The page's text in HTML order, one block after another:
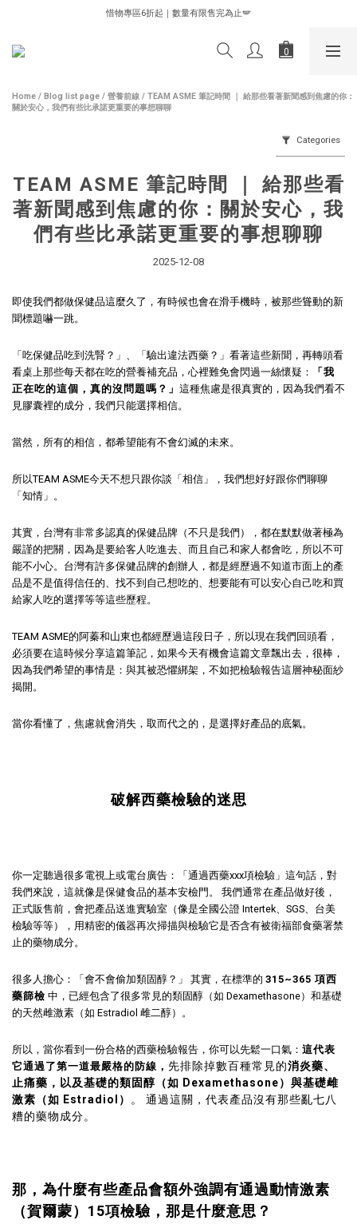
✨✨✨新客首購✨✨✨熱銷產品體驗價85折✨✨✨
惜物專區6折起｜數量有限售完為止🪽
✨✨✨新客首購✨✨✨熱銷產品體驗價85折✨✨✨
Home / Blog list page / 營養前線 / TEAM ASME 筆記時間 ｜ 給那些看著新聞感到焦慮的你：
關於安心，我們有些比承諾更重要的事想聊聊
Categories
TEAM ASME 筆記時間 ｜ 給那些看
著新聞感到焦慮的你：關於安心，我
們有些比承諾更重要的事想聊聊
2025-12-08
即使我們都做保健品這麼久了，有時候也會在滑手機時，被那些聳動的新
聞標題嚇一跳。
「吃保健品吃到洗腎？」、「驗出違法西藥？」看著這些新聞，再轉頭看
看桌上那些每天都在吃的營養補充品，心裡難免會閃過一絲懷疑：
「我
正在吃的這個，真的沒問題嗎？」 這種焦慮是很真實的，因為我們看不
見膠囊裡的成分，我們只能選擇相信。
當然，所有的相信，都希望能有不會幻滅的未來。
所以TEAM ASME今天不想只跟你談「相信」，我們想好好跟你們聊聊
「知情」。
其實，台灣有非常多認真的保健品牌（不只是我們），都在默默做著極為
嚴謹的把關，因為是要給客人吃進去、而且自己和家人都會吃，所以不可
能不小心。台灣有許多保健品牌的創辦人，都是經歷過不知道市面上的產
品是不是值得信任的、找不到自己想吃的、想要能有可以安心自己吃和買
給家人吃的選擇等等這些歷程。
TEAM ASME的阿蓁和山東也都經歷過這段日子，所以現在我們回頭看，
必須要在這時候分享這篇筆記，如果今天有機會這篇文章飄出去，很棒，
因為我們希望的事情是：與其被恐懼綁架，不如把檢驗報告這層神秘面紗
揭開。
當你看懂了，焦慮就會消失，取而代之的，是選擇好產品的底氣。
破解西藥檢驗的迷思
你一定聽過很多電視上或電台廣告：「通過西藥xxx項檢驗」這句話，對
我們來說，這就像是保健食品的基本安檢門。 我們通常在產品做好後，
正式販售前，會把產品送進實驗室（像是全國公證 Intertek、SGS、台美
檢驗等等），用精密的儀器再次掃描與檢驗它是否含有被衛福部食藥署禁
止的藥物成分。
很多人擔心：「會不會偷加類固醇？」 其實，在標準的 315~365 項西
藥篩檢 中，已經包含了很多常見的類固醇（如 Dexamethasone）和基礎
的天然雌激素（如 Estradiol 雌二醇）。
所以，當你看到一份合格的西藥檢驗報告，你可以先鬆一口氣： 這代表
它通過了第一道最嚴格的防線， 先排除掉數百種常見的消炎藥、
止痛藥，以及基礎的類固醇（如 Dexamethasone）與基礎雌
激素（如 Estradiol）
。 通過這關，代表產品沒有那些亂七八
糟的藥物成分。
那，為什麼有些產品會額外強調有通過動情激素
（賀爾蒙）15項檢驗，那是什麼意思？